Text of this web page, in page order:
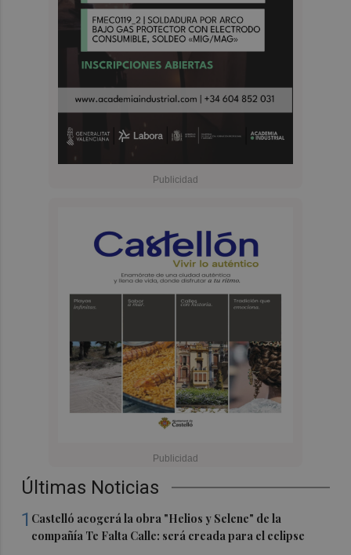
Últimas Noticias
1 Castelló acogerá la obra "Helios y Selene" de la
compañía Te Falta Calle: será creada para el eclipse